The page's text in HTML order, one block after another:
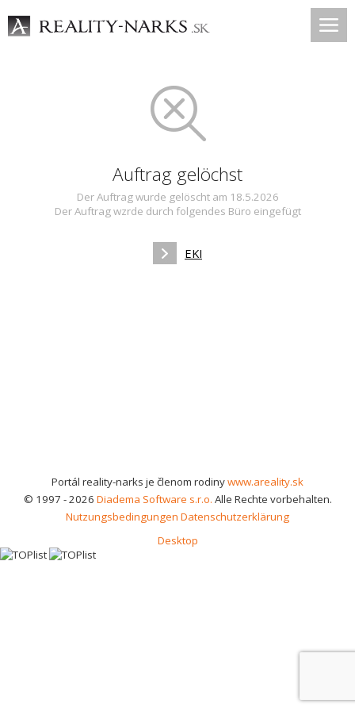
Auftrag gelöchst
Der Auftrag wurde gelöscht am 18.5.2026
Der Auftrag wzrde durch folgendes Büro eingefügt
EKI
Portál reality-narks je členom rodinywww.areality.sk
© 1997 - 2026 Diadema Software s.r.o. Alle Rechte vorbehalten.
Nutzungsbedingungen Datenschutzerklärung
Desktop